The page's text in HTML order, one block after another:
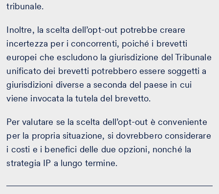
tribunale.
Inoltre, la scelta dell’opt-out potrebbe creare
incertezza per i concorrenti, poiché i brevetti
europei che escludono la giurisdizione del Tribunale
unificato dei brevetti potrebbero essere soggetti a
giurisdizioni diverse a seconda del paese in cui
viene invocata la tutela del brevetto.
Per valutare se la scelta dell’opt-out è conveniente
per la propria situazione, si dovrebbero considerare
i costi e i benefici delle due opzioni, nonché la
strategia IP a lungo termine.